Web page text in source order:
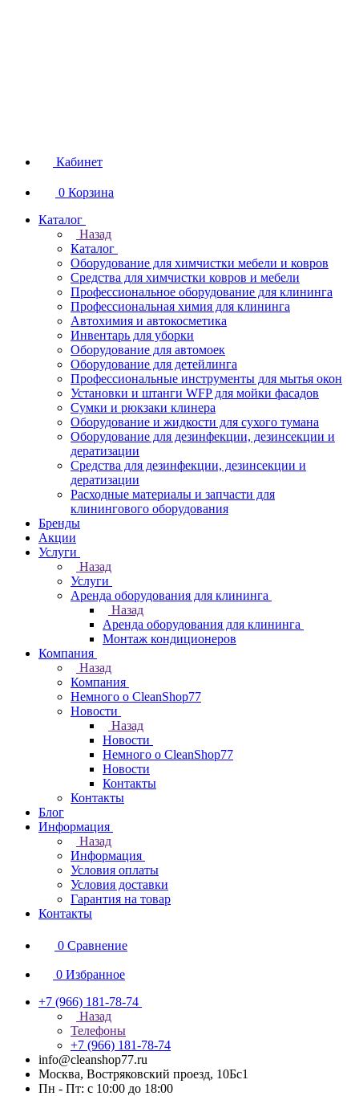
Кабинет
0 Корзина
Каталог
Назад
Каталог
Оборудование для химчистки мебели и ковров
Средства для химчистки ковров и мебели
Профессиональное оборудование для клининга
Профессиональная химия для клининга
Автохимия и автокосметика
Инвентарь для уборки
Оборудование для автомоек
Оборудование для детейлинга
Профессиональные инструменты для мытья окон
Установки и штанги WFP для мойки фасадов
Сумки и рюкзаки клинера
Оборудование и жидкости для сухого тумана
Оборудование для дезинфекции, дезинсекции и
дератизации
Средства для дезинфекции, дезинсекции и
дератизации
Расходные материалы и запчасти для
клинингового оборудования
Бренды
Акции
Услуги
Назад
Услуги
Аренда оборудования для клининга
Назад
Аренда оборудования для клининга
Монтаж кондиционеров
Компания
Назад
Компания
Немного о CleanShop77
Новости
Назад
Новости
Немного о CleanShop77
Новости
Контакты
Контакты
Блог
Информация
Назад
Информация
Условия оплаты
Условия доставки
Гарантия на товар
Контакты
0 Сравнение
0 Избранное
+7 (966) 181-78-74
Назад
Телефоны
+7 (966) 181-78-74
info@cleanshop77.ru
Москва, Востряковский проезд, 10Бс1
Пн - Пт: с 10:00 до 18:00